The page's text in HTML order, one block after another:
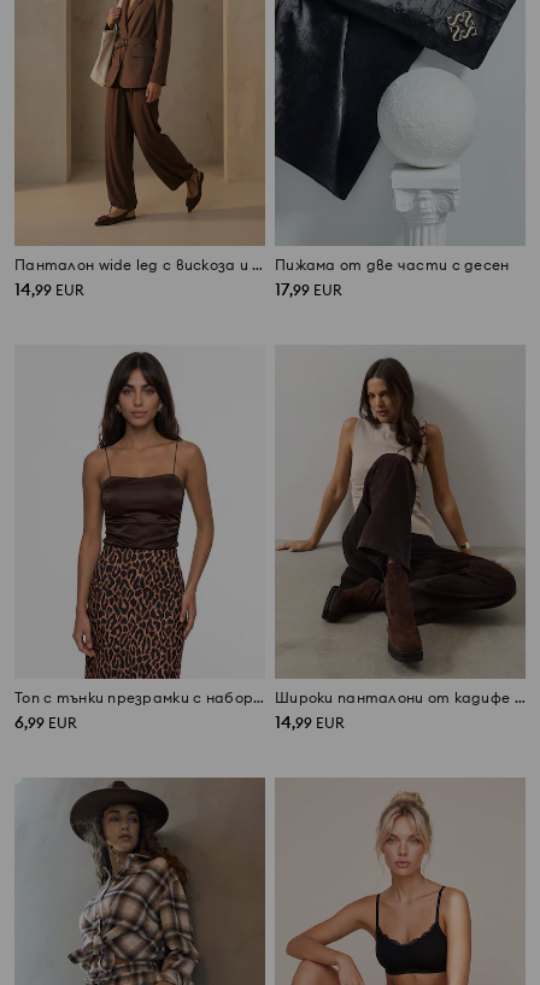
Панталон wide leg с вискоза и връзки на талията и при крачолите
14,99 EUR
Пижама от две части с десен
17,99 EUR
Топ с тънки презрамки с набор отстрани
6,99 EUR
Широки панталони от кадифе с висока талия
14,99 EUR